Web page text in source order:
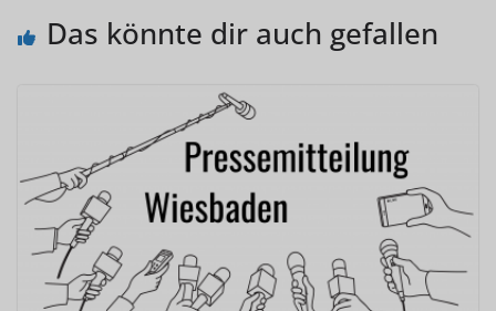
Das könnte dir auch gefallen